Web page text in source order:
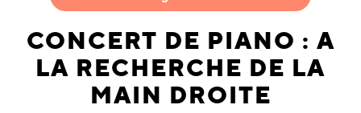
CONCERT DE PIANO : A
LA RECHERCHE DE LA
MAIN DROITE